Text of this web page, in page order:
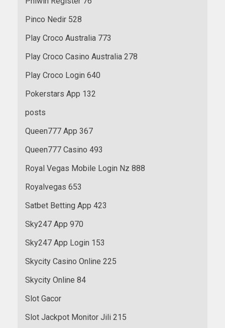
Pinco Nedir 528
Play Croco Australia 773
Play Croco Casino Australia 278
Play Croco Login 640
Pokerstars App 132
posts
Queen777 App 367
Queen777 Casino 493
Royal Vegas Mobile Login Nz 888
Royalvegas 653
Satbet Betting App 423
Sky247 App 970
Sky247 App Login 153
Skycity Casino Online 225
Skycity Online 84
Slot Gacor
Slot Jackpot Monitor Jili 215